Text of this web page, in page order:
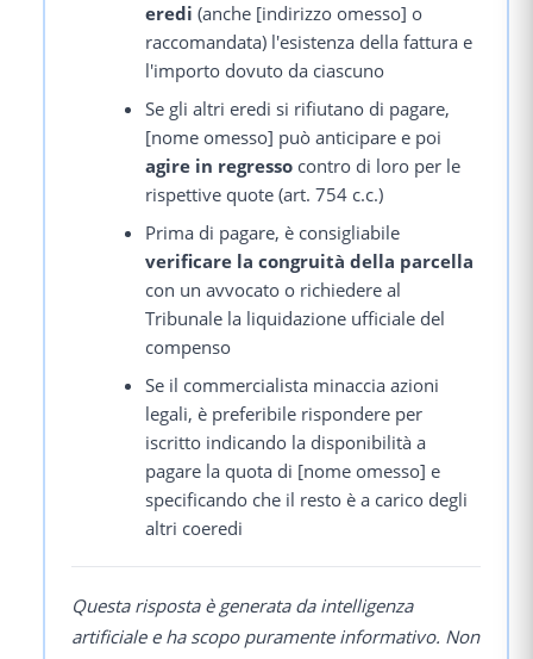
eredi (anche [indirizzo omesso] o
raccomandata) l'esistenza della fattura e
l'importo dovuto da ciascuno
Se gli altri eredi si rifiutano di pagare,
[nome omesso] può anticipare e poi
agire in regresso contro di loro per le
rispettive quote (art. 754 c.c.)
Prima di pagare, è consigliabile
verificare la congruità della parcella
con un avvocato o richiedere al
Tribunale la liquidazione ufficiale del
compenso
Se il commercialista minaccia azioni
legali, è preferibile rispondere per
iscritto indicando la disponibilità a
pagare la quota di [nome omesso] e
specificando che il resto è a carico degli
altri coeredi
Questa risposta è generata da intelligenza
artificiale e ha scopo puramente informativo. Non